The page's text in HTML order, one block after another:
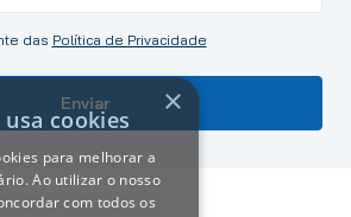
das Política de Privacidade
Enviar ×
cookies
para melhorar a
Ao utilizar o nosso
com todos os